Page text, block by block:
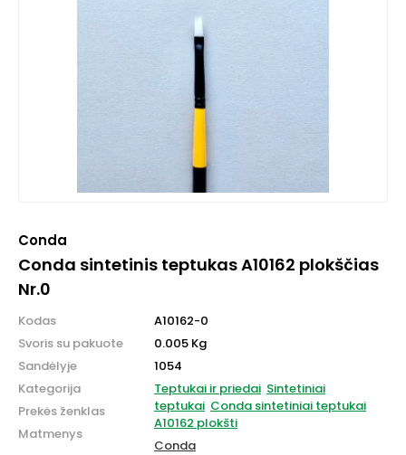
Conda
Conda sintetinis teptukas A10162 plokščias
Nr.0
Kodas
Svoris su pakuote
Sandėlyje
Kategorija
Prekės ženklas
Matmenys
A10162-0
0.005 Kg
1054
Teptukai ir priedai Sintetiniai
teptukai Conda sintetiniai teptukai
A10162 plokšti
Conda